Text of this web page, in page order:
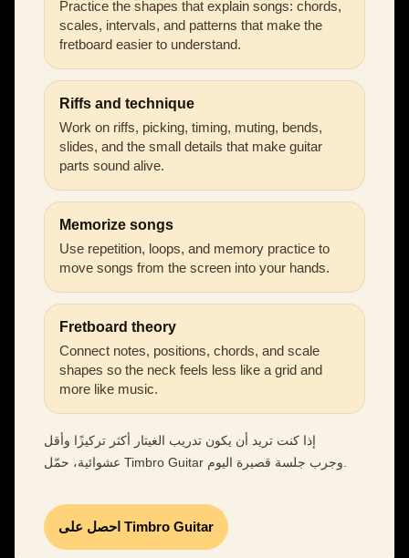
Practice the shapes that explain songs: chords,
scales, intervals, and patterns that make the
fretboard easier to understand.
Riffs and technique
Work on riffs, picking, timing, muting, bends,
slides, and the small details that make guitar
parts sound alive.
Memorize songs
Use repetition, loops, and memory practice to
move songs from the screen into your hands.
Fretboard theory
Connect notes, positions, chords, and scale
shapes so the neck feels less like a grid and
more like music.
إذا كنت تريد أن يكون تدريب الغيتار أكثر تركيزًا وأقل
عشوائية، حمّل Timbro Guitar وجرب جلسة قصيرة اليوم.
احصل على Timbro Guitar